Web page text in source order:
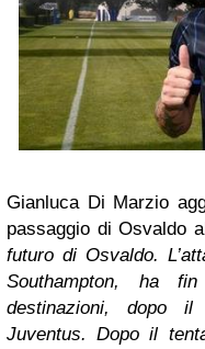
Gianluca Di Marzio
passaggio di Osvaldo
futuro di Osvaldo.
Southampton, ha
destinazioni, dopo
Juventus. Dopo il